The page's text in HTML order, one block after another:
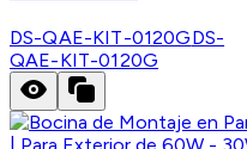
DS-QAE-KIT-0120GDS-
QAE-KIT-0120G